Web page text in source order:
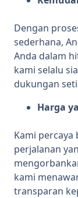
Dengan
sederhana,
Anda dalam
kami selalu
dukungan
Harga
Kami
perjalanan
kami
transparan